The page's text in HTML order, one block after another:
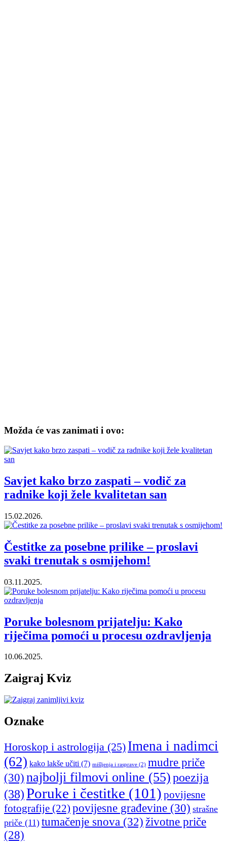
Možda će vas zanimati i ovo:
Savjet kako brzo zaspati – vodič za
radnike koji žele kvalitetan san
15.02.2026.
Čestitke za posebne prilike – proslavi
svaki trenutak s osmijehom!
03.11.2025.
Poruke bolesnom prijatelju: Kako
riječima pomoći u procesu ozdravljenja
10.06.2025.
Zaigraj Kviz
Oznake
Horoskop i astrologija (25) Imena i nadimci
(62) kako lakše učiti (7) mišljenja i rasprave (2) mudre priče
(30) najbolji filmovi online (55)poezija
(38)Poruke i čestitke (101) povijesne
fotografije (22) povijesne građevine (30) strašne
priče (11) tumačenje snova (32) životne priče
(28)